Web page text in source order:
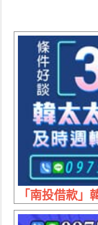
「南投借款